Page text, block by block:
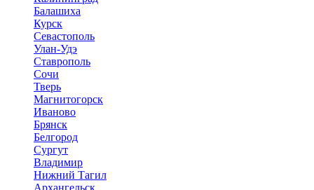
Балашиха
Курск
Севастополь
Улан-Удэ
Ставрополь
Сочи
Тверь
Магнитогорск
Иваново
Брянск
Белгород
Сургут
Владимир
Нижний Тагил
Архангельск